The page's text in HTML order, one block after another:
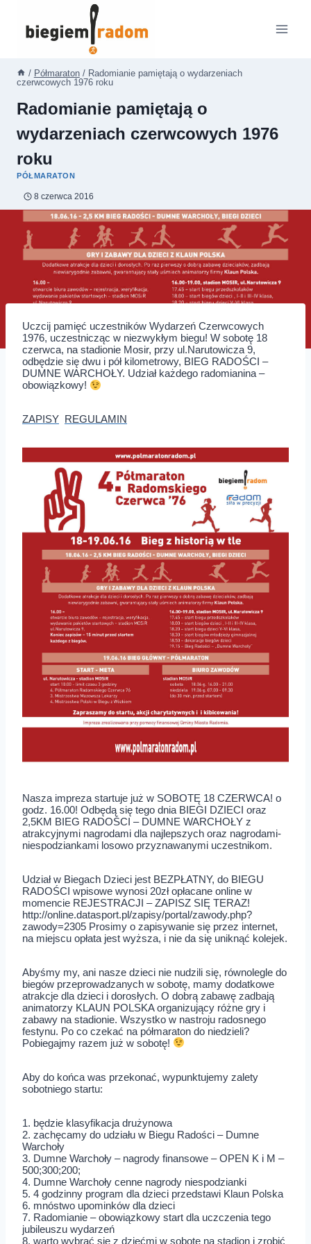
/ Półmaraton / Radomianie pamiętają o wydarzeniach
czerwcowych 1976 roku
Radomianie pamiętają o
wydarzeniach czerwcowych 1976
roku
PÓŁMARATON
8 czerwca 2016
Uczcij pamięć uczestników Wydarzeń Czerwcowych
1976, uczestnicząc w niezwykłym biegu! W sobotę 18
czerwca, na stadionie Mosir, przy ul.Narutowicza 9,
odbędzie się dwu i pół kilometrowy, BIEG RADOŚCI –
DUMNE WARCHOŁY. Udział każdego radomianina –
obowiązkowy!
ZAPISY REGULAMIN
Nasza impreza startuje już w SOBOTĘ 18 CZERWCA! o
godz. 16.00! Odbędą się tego dnia BIEGI DZIECI oraz
2,5KM BIEG RADOŚCI – DUMNE WARCHOŁY z
atrakcyjnymi nagrodami dla najlepszych oraz nagrodami-
niespodziankami losowo przyznawanymi uczestnikom.
Udział w Biegach Dzieci jest BEZPŁATNY, do BIEGU
RADOŚCI wpisowe wynosi 20zł opłacane online w
momencie REJESTRACJI – ZAPISZ SIĘ TERAZ!
http://online.datasport.pl/zapisy/portal/zawody.php?
zawody=2305 Prosimy o zapisywanie się przez internet,
na miejscu opłata jest wyższa, i nie da się uniknąć kolejek.
Abyśmy my, ani nasze dzieci nie nudzili się, równolegle do
biegów przeprowadzanych w sobotę, mamy dodatkowe
atrakcje dla dzieci i dorosłych. O dobrą zabawę zadbają
animatorzy KLAUN POLSKA organizujący różne gry i
zabawy na stadionie. Wszystko w nastroju radosnego
festynu. Po co czekać na półmaraton do niedzieli?
Pobiegajmy razem już w sobotę!
Aby do końca was przekonać, wypunktujemy zalety
sobotniego startu:
1. będzie klasyfikacja drużynowa
2. zachęcamy do udziału w Biegu Radości – Dumne
Warchoły
3. Dumne Warchoły – nagrody finansowe – OPEN K i M –
500;300;200;
4. Dumne Warchoły cenne nagrody niespodzianki
5. 4 godzinny program dla dzieci przedstawi Klaun Polska
6. mnóstwo upominków dla dzieci
7. Radomianie – obowiązkowy start dla uczczenia tego
jubileuszu wydarzeń
8. warto wybrać się z dziećmi w sobotę na stadion i zrobić